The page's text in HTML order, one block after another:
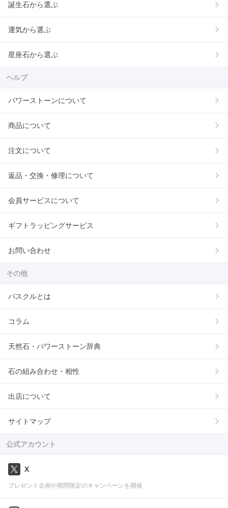
誕生石から選ぶ
運気から選ぶ
星座石から選ぶ
ヘルプ
パワーストーンについて
商品について
注文について
返品・交換・修理について
会員サービスについて
ギフトラッピングサービス
お問い合わせ
その他
パスクルとは
コラム
天然石・パワーストーン辞典
石の組み合わせ・相性
出店について
サイトマップ
公式アカウント
X
プレゼント企画や期間限定のキャンペーンを開催